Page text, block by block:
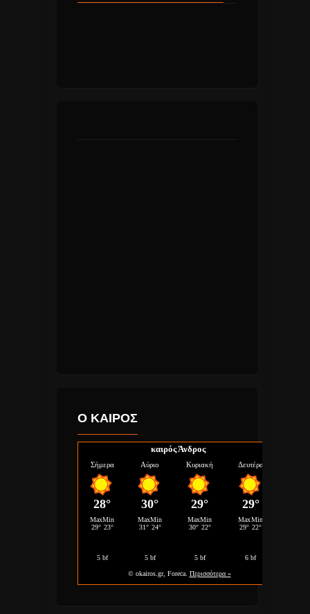
Ο ΚΑΙΡΟΣ
καιρός Άνδρος